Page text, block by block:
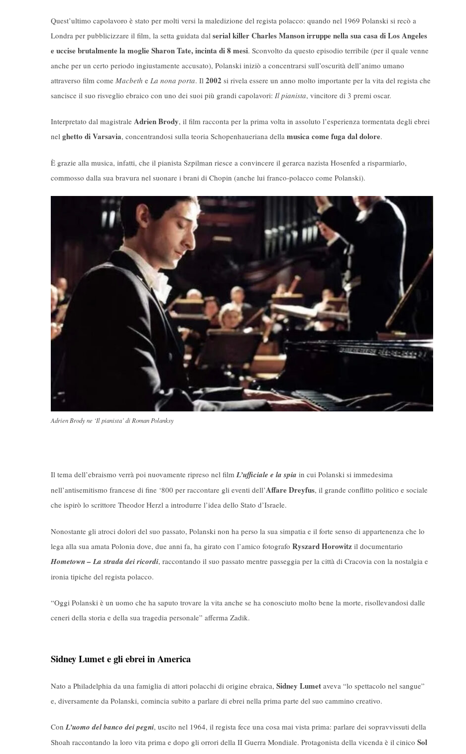
Quest’ultimo capolavoro è stato per molti versi la maledizione del regista polacco: quando nel 1969 Polanski si recò a
Londra per pubblicizzare il film, la setta guidata dal serial killer Charles Manson irruppe nella sua casa di Los Angeles
e uccise brutalmente la moglie Sharon Tate, incinta di 8 mesi. Sconvolto da questo episodio terribile (per il quale venne
anche per un certo periodo ingiustamente accusato), Polanski iniziò a concentrarsi sull’oscurità dell’animo umano
attraverso film come Macbeth e La nona porta. Il 2002 si rivela essere un anno molto importante per la vita del regista che
sancisce il suo risveglio ebraico con uno dei suoi più grandi capolavori: Il pianista, vincitore di 3 premi oscar.
Interpretato dal magistrale Adrien Brody, il film racconta per la prima volta in assoluto l’esperienza tormentata degli ebrei
nel ghetto di Varsavia, concentrandosi sulla teoria Schopenhaueriana della musica come fuga dal dolore.
È grazie alla musica, infatti, che il pianista Szpilman riesce a convincere il gerarca nazista Hosenfed a risparmiarlo,
commosso dalla sua bravura nel suonare i brani di Chopin (anche lui franco-polacco come Polanski).
Adrien Brody ne ‘Il pianista’ di Roman Polanksy
Il tema dell’ebraismo verrà poi nuovamente ripreso nel filmL’ufficiale e la spia in cui Polanski si immedesima
nell’antisemitismo francese di fine ‘800 per raccontare gli eventi dell’Affare Dreyfus, il grande conflitto politico e sociale
che ispirò lo scrittore Theodor Herzl a introdurre l’idea dello Stato d’Israele.
Nonostante gli atroci dolori del suo passato, Polanski non ha perso la sua simpatia e il forte senso di appartenenza che lo
lega alla sua amata Polonia dove, due anni fa, ha girato con l’amico fotografo Ryszard Horowitz il documentario
Hometown – La strada dei ricordi, raccontando il suo passato mentre passeggia per la città di Cracovia con la nostalgia e
ironia tipiche del regista polacco.
“Oggi Polanski è un uomo che ha saputo trovare la vita anche se ha conosciuto molto bene la morte, risollevandosi dalle
ceneri della storia e della sua tragedia personale” afferma Zadik.
Sidney Lumet e gli ebrei in America
Nato a Philadelphia da una famiglia di attori polacchi di origine ebraica, Sidney Lumet aveva “lo spettacolo nel sangue”
e, diversamente da Polanski, comincia subito a parlare di ebrei nella prima parte del suo cammino creativo.
ConL’uomo del banco dei pegni, uscito nel 1964, il regista fece una cosa mai vista prima: parlare dei sopravvissuti della
Shoah raccontando la loro vita prima e dopo gli orrori della II Guerra Mondiale. Protagonista della vicenda è il cinico Sol